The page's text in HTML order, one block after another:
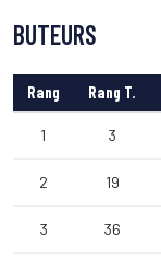
BUTEURS
Rang Rang T.
1 3
2 19
3 36